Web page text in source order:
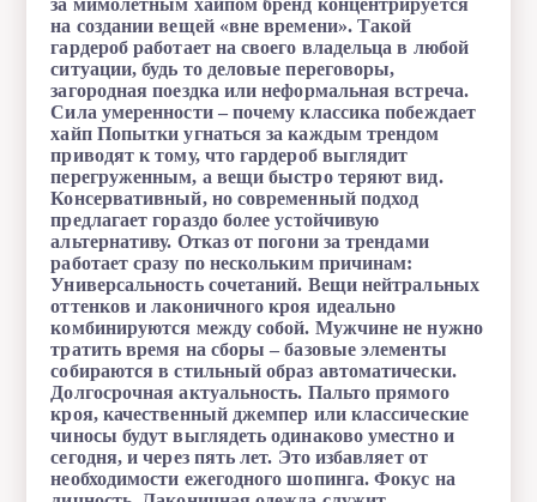
на создании вещей «вне времени». Такой
гардероб работает на своего владельца в любой
ситуации, будь то деловые переговоры,
загородная поездка или неформальная встреча.
Сила умеренности – почему классика побеждает
хайп Попытки угнаться за каждым трендом
приводят к тому, что гардероб выглядит
перегруженным, а вещи быстро теряют вид.
Консервативный, но современный подход
предлагает гораздо более устойчивую
альтернативу. Отказ от погони за трендами
работает сразу по нескольким причинам:
Универсальность сочетаний. Вещи нейтральных
оттенков и лаконичного кроя идеально
комбинируются между собой. Мужчине не нужно
тратить время на сборы – базовые элементы
собираются в стильный образ автоматически.
Долгосрочная актуальность. Пальто прямого
кроя, качественный джемпер или классические
чиносы будут выглядеть одинаково уместно и
сегодня, и через пять лет. Это избавляет от
необходимости ежегодного шопинга. Фокус на